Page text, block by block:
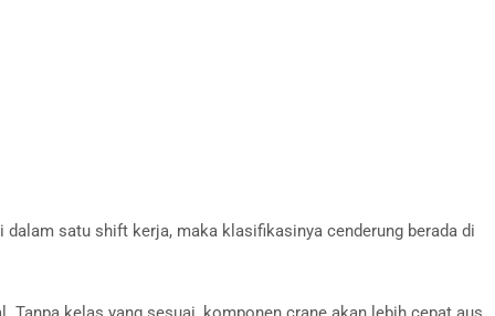
satu shift kerja, maka klasifikasinya cenderung berada di